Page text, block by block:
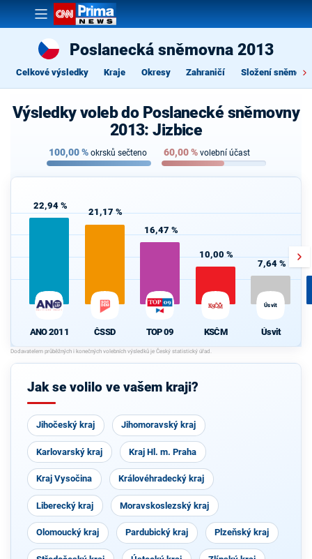
Poslanecká sněmovna 2013
Celkové výsledky Kraje Okresy Zahraničí Složení
Výsledky voleb do Poslanecké sněmovny
2013: Jizbice
100,00% okrsků sečteno 60,00% volební účast
22,94 %
ANO 2011
21,17 %
ČSSD
16,47 %
TOP 09
10,00 %
KSČM
7,64 %
Úsvit
Úsvit
Jak se volilo ve vašem kraji?
Jihočeský kraj Jihomoravský kraj
Karlovarský kraj Kraj Hl. m. Praha
Kraj Vysočina Královéhradecký kraj
Liberecký kraj Moravskoslezský kraj
Olomoucký kraj Pardubický kraj Plzeňský kraj